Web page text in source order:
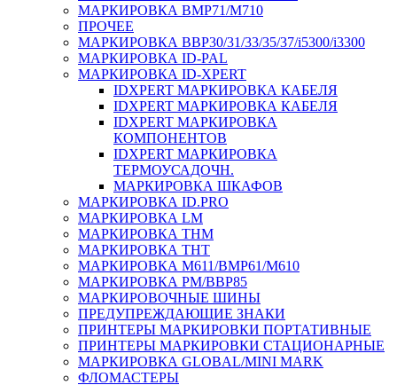
МАРКИРОВКА BMP71/M710
ПРОЧЕЕ
МАРКИРОВКА BBP30/31/33/35/37/i5300/i3300
МАРКИРОВКА ID-PAL
МАРКИРОВКА ID-XPERT
IDXPERT МАРКИРОВКА КАБЕЛЯ
IDXPERT МАРКИРОВКА КАБЕЛЯ
IDXPERT МАРКИРОВКА
КОМПОНЕНТОВ
IDXPERT МАРКИРОВКА
ТЕРМОУСАДОЧН.
МАРКИРОВКА ШКАФОВ
МАРКИРОВКА ID.PRO
МАРКИРОВКА LM
МАРКИРОВКА THM
МАРКИРОВКА THT
МАРКИРОВКА M611/BMP61/M610
МАРКИРОВКА PM/BBP85
МАРКИРОВОЧНЫЕ ШИНЫ
ПРЕДУПРЕЖДАЮЩИЕ ЗНАКИ
ПРИНТЕРЫ МАРКИРОВКИ ПОРТАТИВНЫЕ
ПРИНТЕРЫ МАРКИРОВКИ СТАЦИОНАРНЫЕ
МАРКИРОВКА GLOBAL/MINI MARK
ФЛОМАСТЕРЫ